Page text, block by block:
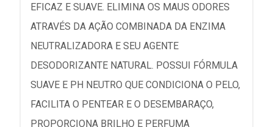
EFICAZ E SUAVE. ELIMINA OS MAUS ODORES
ATRAVÉS DA AÇÃO COMBINADA DA ENZIMA
NEUTRALIZADORA E SEU AGENTE
DESODORIZANTE NATURAL. POSSUI FÓRMULA
SUAVE E PH NEUTRO QUE CONDICIONA O PELO,
FACILITA O PENTEAR E O DESEMBARAÇO,
PROPORCIONA BRILHO E PERFUMA